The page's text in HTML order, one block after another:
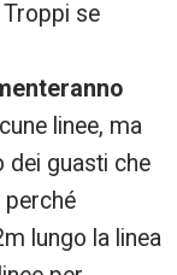
se
linee, ma
dei guasti che
perché
lungo la linea